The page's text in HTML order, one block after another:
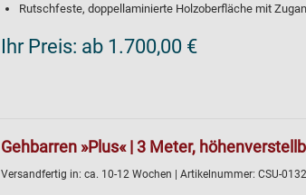
Rutschfeste, doppellaminierte Holzoberfläche mit
Ihr Preis: ab 1.700,00 €
Gehbarren »Plus« | 3 Meter,
Versandfertig in: ca. 10-12 Wochen | Artikelnummer: CSU-